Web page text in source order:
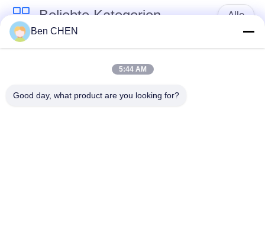
Beliebte Kategorien Alle
Inspektion
Ben CHEN
5:44 AM
Good day, what product are you looking for?